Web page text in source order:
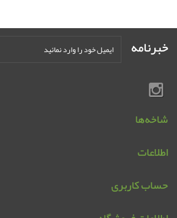
خبرنامه
شاخه‌ها
اطلاعات
حساب کاربری